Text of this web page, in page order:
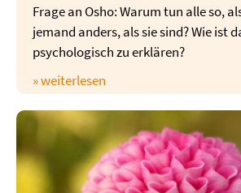
Frage an Osho: Warum tun alle so,
jemand anders, als sie sind? Wie ist
psychologisch zu erklären?
» weiterlesen